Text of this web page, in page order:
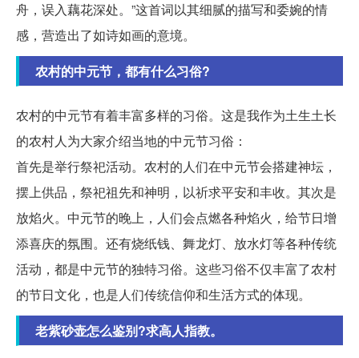
舟，误入藕花深处。”这首词以其细腻的描写和委婉的情
感，营造出了如诗如画的意境。
农村的中元节，都有什么习俗?
农村的中元节有着丰富多样的习俗。这是我作为土生土长
的农村人为大家介绍当地的中元节习俗：
首先是举行祭祀活动。农村的人们在中元节会搭建神坛，
摆上供品，祭祀祖先和神明，以祈求平安和丰收。其次是
放焰火。中元节的晚上，人们会点燃各种焰火，给节日增
添喜庆的氛围。还有烧纸钱、舞龙灯、放水灯等各种传统
活动，都是中元节的独特习俗。这些习俗不仅丰富了农村
的节日文化，也是人们传统信仰和生活方式的体现。
老紫砂壶怎么鉴别?求高人指教。